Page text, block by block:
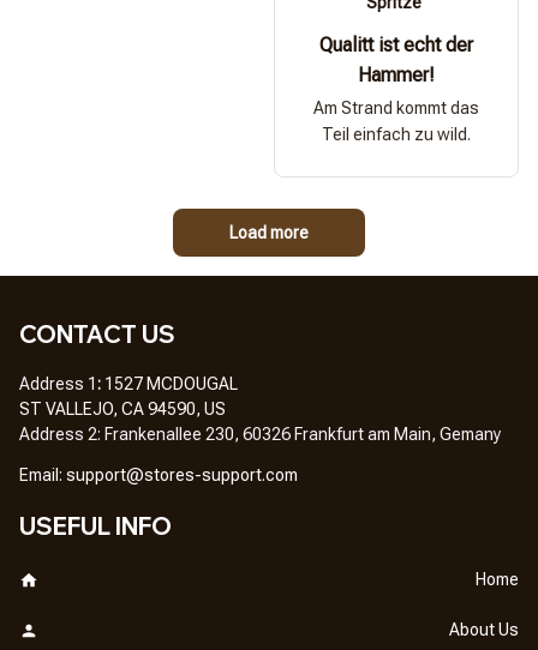
Qualitt ist echt der
Hammer!
Am Strand kommt das
Teil einfach zu wild.
Load more
CONTACT US
Address 1: 1527 MCDOUGAL
ST VALLEJO, CA 94590, US
Address 2: Frankenallee 230, 60326 Frankfurt am Main, Gemany
Email: support@stores-support.com
USEFUL INFO
Home
About Us